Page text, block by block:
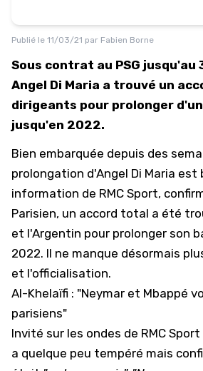
Publié le 11/03/21 par Fabien Borne
Sous contrat au PSG jusqu'au
Angel Di Maria a trouvé un
dirigeants pour prolonger
jusqu'en 2022.
Bien embarquée depuis des
prolongation d'Angel Di Maria est
information de RMC Sport,
Parisien, un accord total a été
et l'Argentin pour prolonger son
2022. Il ne manque désormais
et l'officialisation.
Al-Khelaïfi : "Neymar et Mbappé
parisiens"
Invité sur les ondes de RMC
a quelque peu tempéré mais